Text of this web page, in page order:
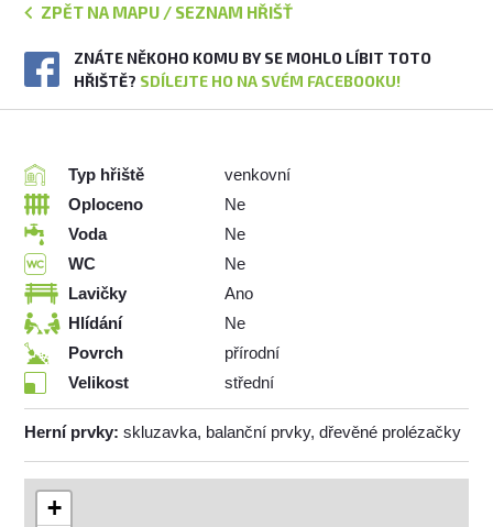
ZPĚT NA MAPU / SEZNAM HŘIŠŤ
ZNÁTE NĚKOHO KOMU BY SE MOHLO LÍBIT TOTO
HŘIŠTĚ? SDÍLEJTE HO NA SVÉM FACEBOOKU!
Typ hřiště
venkovní
Oploceno
Ne
Voda
Ne
WC
Ne
Lavičky
Ano
Hlídání
Ne
Povrch
přírodní
Velikost
střední
Herní prvky: skluzavka, balanční prvky, dřevěné prolézačky
+